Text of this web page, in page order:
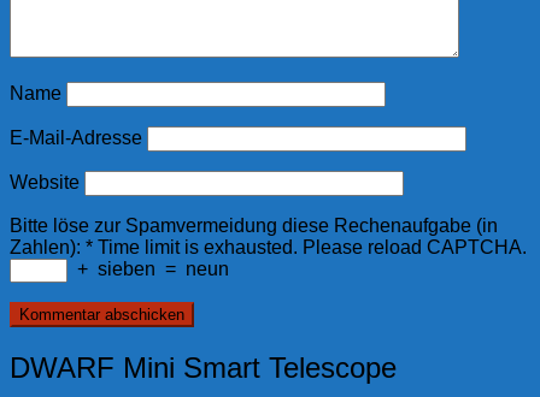
Name
E-Mail-Adresse
Website
Bitte löse zur Spamvermeidung diese Rechenaufgabe (in
Zahlen): * Time limit is exhausted. Please reload CAPTCHA.
+ sieben = neun
DWARF Mini Smart Telescope